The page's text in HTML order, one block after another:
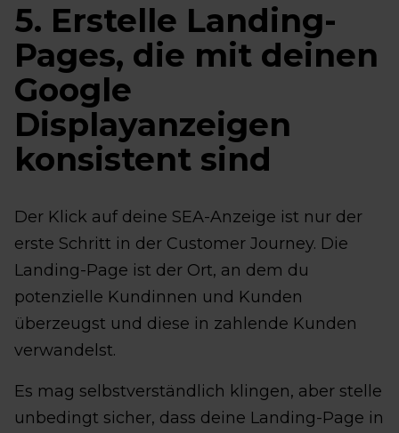
5. Erstelle Landing-
Pages, die mit deinen
Google
Displayanzeigen
konsistent sind
Der Klick auf deine SEA-Anzeige ist nur der
erste Schritt in der Customer Journey. Die
Landing-Page ist der Ort, an dem du
potenzielle Kundinnen und Kunden
überzeugst und diese in zahlende Kunden
verwandelst.
Es mag selbstverständlich klingen, aber stelle
unbedingt sicher, dass deine Landing-Page in